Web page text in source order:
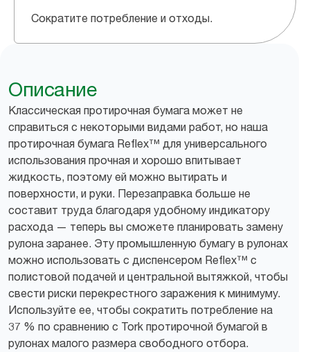
Сократите потребление и отходы.
Описание
Классическая протирочная бумага может не
справиться с некоторыми видами работ, но наша
протирочная бумага Reflex™ для универсального
использования прочная и хорошо впитывает
жидкость, поэтому ей можно вытирать и
поверхности, и руки. Перезаправка больше не
составит труда благодаря удобному индикатору
расхода — теперь вы сможете планировать замену
рулона заранее. Эту промышленную бумагу в рулонах
можно использовать с диспенсером Reflex™ с
полистовой подачей и центральной вытяжкой, чтобы
свести риски перекрестного заражения к минимуму.
Используйте ее, чтобы сократить потребление на
37 % по сравнению с Tork протирочной бумагой в
рулонах малого размера свободного отбора.